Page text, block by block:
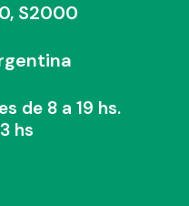
S2000
de 8 a 19 hs.
hs